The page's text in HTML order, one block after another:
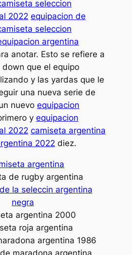
seleccion
2022 equipacion de
seleccion
argentina
anotar. Esto se refiere a
que el equipo
y las yardas que le
una nueva serie de
nuevo equipacion
y equipacion
2022 camiseta argentina
2022 diez.